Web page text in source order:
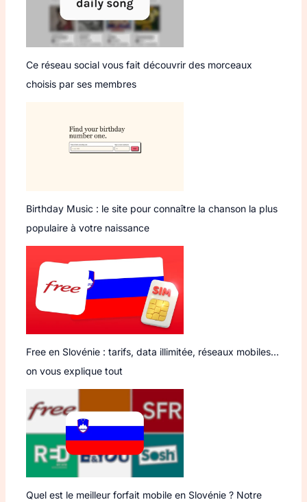
Ce réseau social vous fait découvrir des morceaux
choisis par ses membres
Birthday Music : le site pour connaître la chanson la plus
populaire à votre naissance
Free en Slovénie : tarifs, data illimitée, réseaux mobiles…
on vous explique tout
Quel est le meilleur forfait mobile en Slovénie ? Notre